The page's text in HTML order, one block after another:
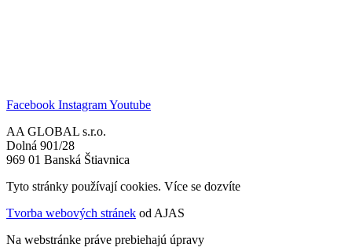
Facebook InstagramYoutube
AA GLOBAL s.r.o.
Dolná 901/28
969 01 Banská Štiavnica
Tyto stránky používají cookies. Více se dozvíte
Tvorba webových stránek od AJAS
Na webstránke práve prebiehajú úpravy